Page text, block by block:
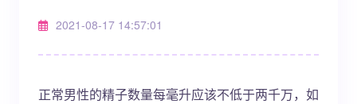
2021-08-17 14:57:01
正常男性的精子数量每毫升应该不低于两千万，如